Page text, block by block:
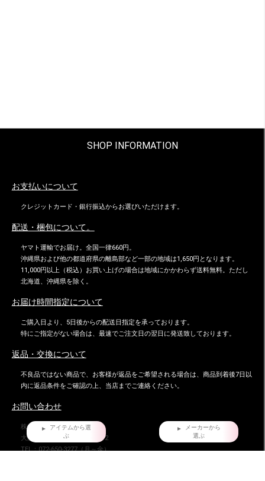
SHOP INFORMATION
お支払いについて
クレジットカード・銀行振込からお選びいただけます。
配送・梱包について。
ヤマト運輸でお届け。全国一律660円。
沖縄県および他の都道府県の離島部など一部の地域は1,650円となります。
11,000円以上（税込）お買い上げの場合は地域にかかわらず送料無料。ただし
北海道、沖縄県を除く。
お届け時間指定について
ご購入日より、5日後からの配送日指定を承っております。
特にご指定がない場合は、最速でご注文日の翌日に発送致しております。
返品・交換について
不良品ではない商品で、お客様が返品をご希望される場合は、商品到着後7日以
内に返品条件をご確認の上、当店までご連絡ください。
お問い合わせ
株式会社ダイマツ
大阪府摂津市鳥飼下2丁目2-12
TEL：072-650-3277（月～金）
アイテムから選
ぶ
メーカーから
選ぶ